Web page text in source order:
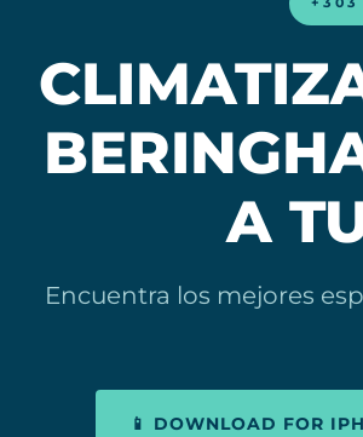
A
Encuentra los mejores
📱 DOWNLOAD FOR